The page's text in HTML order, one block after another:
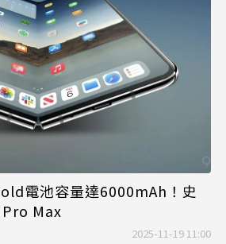
電池容量達6000mAh！史
Max
2025-11-19 11:00